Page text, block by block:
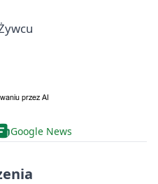
Google News